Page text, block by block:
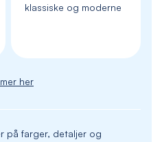
klassiske og moderne
her
på farger, detaljer og